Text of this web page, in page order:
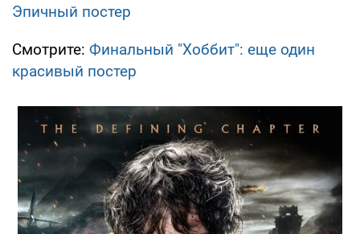
Эпичный постер
Смотрите: Финальный "Хоббит": еще один
красивый постер